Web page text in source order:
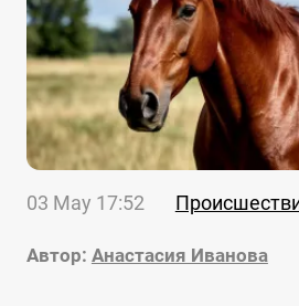
03 May 17:52
Автор: Анастасия Иванова